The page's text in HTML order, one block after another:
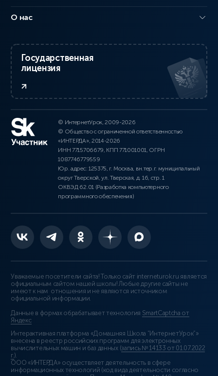
О нас
Государственная
лицензия
© ИнтернетУрок, 2009-2026
© Общество с ограниченной ответственностью
«ИНТЕРДА», 2014-2026
ИНН 7715706679, КПП 771001001, ОГРН
1087746779559
Юр. адрес: 125375, г. Москва, вн.тер.г. муниципальный
округ Тверской, ул. Тверская, д. 16, стр. 1
ОКВЭД 62.01 (Разработка компьютерного
программного обеспечения)
Уважаемые посетители сайта! Только сайт interneturok.ru является
официальным сайтом нашей школы! Любые другие сайты не
имеют к нам отношения и не являются источником
официальной информации.
Данные в формах обрабатывает технология SmartCaptcha от
Яндекс
Интерактивная платформа «Домашняя Школа “ИнтернетУрок”»
внесена в реестр российских программ для электронных
вычислительных машин и баз данных (запись № 14133 от 01.07.2022
г.).
ООО «ИНТЕРДА» осуществляет деятельность в сфере
информационных технологий (код вида деятельности согласно